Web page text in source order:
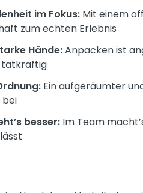
im Fokus: Mit einem
zum echten Erlebnis
Hände:Anpacken ist
tatkräftig
Ein aufgeräumter
besser: Im Team